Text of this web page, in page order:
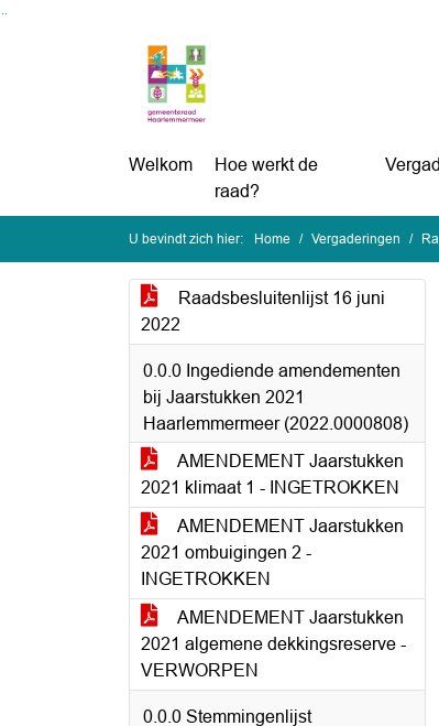
Welkom
Hoe werkt de
raad?
U bevindt zich hier: Home Vergaderingen
Raadsbesluitenlijst 16 juni
2022
0.0.0 Ingediende amendementen
bij Jaarstukken 2021
Haarlemmermeer (2022.0000808)
AMENDEMENT Jaarstukken
2021 klimaat 1 - INGETROKKEN
AMENDEMENT Jaarstukken
2021 ombuigingen 2 -
INGETROKKEN
AMENDEMENT Jaarstukken
2021 algemene dekkingsreserve -
VERWORPEN
0.0.0 Stemmingenlijst